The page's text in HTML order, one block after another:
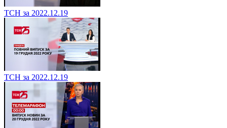
ТСН за 2022.12.19
ТСН за 2022.12.19